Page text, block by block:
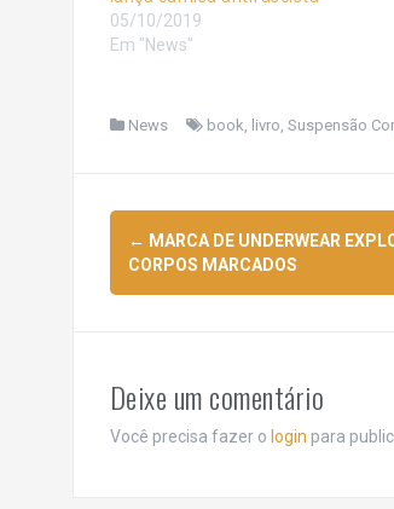
05/10/2019
Em "News"
News book, livro, Suspensão
Navegação
de
← MARCA DE UNDERWEAR
CORPOS MARCADOS
Deixe um comentário
Você precisa fazer o login para